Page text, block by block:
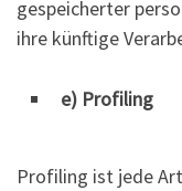
gespeicherter
ihre künftige
e) Profiling
Profiling ist jede